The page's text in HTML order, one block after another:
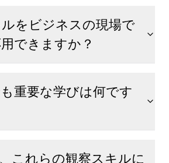
をビジネスの現場で
できますか？
重要な学びは何です
これらの観察スキルに